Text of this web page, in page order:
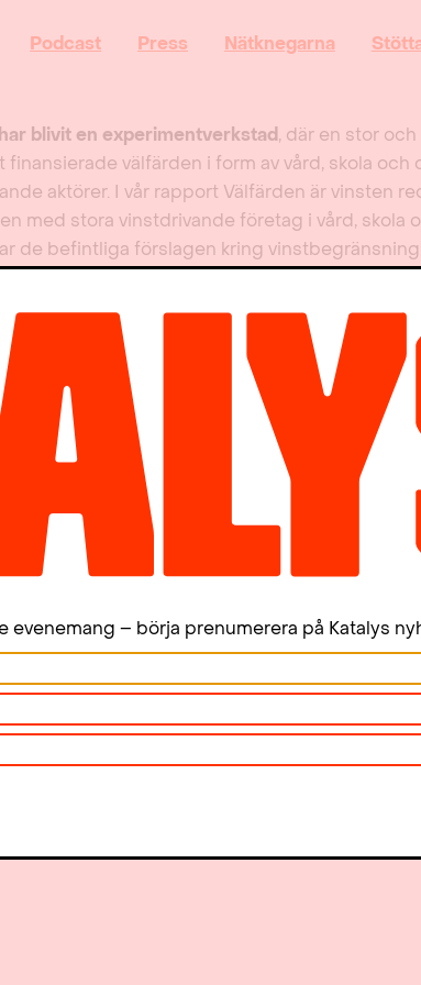
Podcast Press Nätknegarna
blivit en experimentverkstad, där en stor
finansierade välfärden i form av vård, skola och
aktörer. I vår rapport Välfärden är vinsten
med stora vinstdrivande företag i vård, skola
de befintliga förslagen kring
– börja prenumerera på Katalys